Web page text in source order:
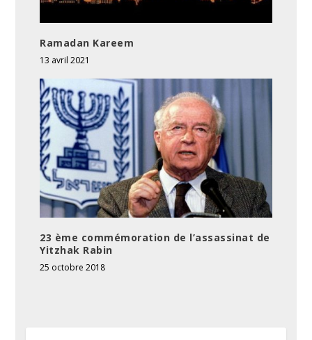
Ramadan Kareem
13 avril 2021
23 ème commémoration de l’assassinat de
Yitzhak Rabin
25 octobre 2018